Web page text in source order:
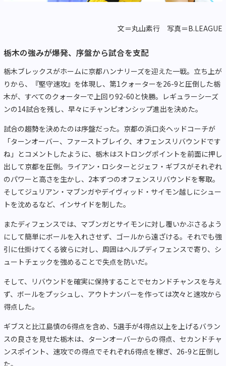
文＝丸山素行 写真＝B.LEAGUE
栃木の強みが爆発、序盤から試合を支配
栃木ブレックスがホームに京都ハンナリーズを迎えた一戦。立ち上が
りから、『堅守速攻』を体現し、第1クォーターを26-9と圧倒した栃
木が、すべてのクォーターで上回り92-60と快勝。レギュラーシーズ
ンの14試合を残し、早々にチャンピオンシップ進出を決めた。
試合の趨勢を決めたのは序盤だった。京都の浜口炎ヘッドコーチが
「ターンオーバー、ファーストブレイク、オフェンスリバウンドです
ね」とコメントしたように、栃木はストロングポイントを前面に押し
出して京都を圧倒。ライアン・ロシターとジェフ・ギブスがそれぞれ
のパワーと高さを生かし、2本ずつのオフェンスリバウンドを奪取。
そしてジュリアン・マブンガやデイヴィッド・サイモン越しにシュー
トを沈めるなど、インサイドを制した。
またディフェンスでは、マブンガとサイモンに対し覆いかぶさるよう
にして簡単にボールを入れさせず、ゴールから遠ざける。それでも強
引に仕掛けてくる彼らに対し、周囲はヘルプディフェンスで寄り、シ
ュートチェックを強めることで失点を防いだ。
そして、リバウンドを確実に保持することでセカンドチャンスを与え
ず、ボールをプッシュし、アウトナンバーを作っては次々と速攻から
得点した。
ギブスと比江島慎の6得点を含め、5選手が4得点以上を上げるバラン
スの良さを見せた栃木は、ターンオーバーからの得点、セカンドチャ
ンスポイント、速攻での得点でそれぞれ6得点を稼ぎ、26-9と圧倒し
た。